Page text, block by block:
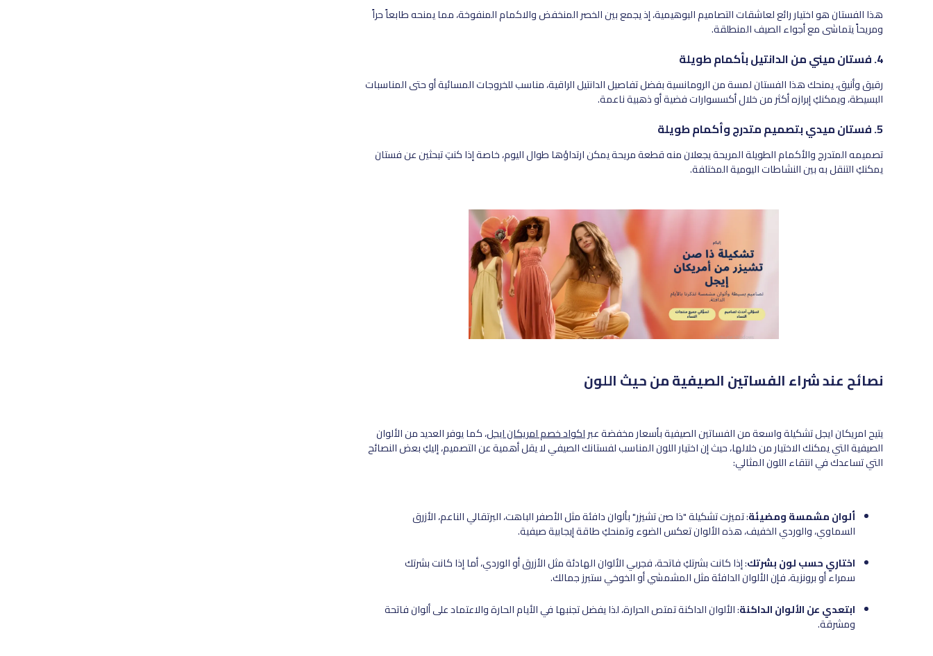
هذا الفستان هو اختيار رائع لعاشقات التصاميم البوهيمية، إذ يجمع بين الخصر المنخفض والاكمام المنفوخة، مما يمنحه طابعاً حراً
ومريحاً يتماشى مع أجواء الصيف المنطلقة.
4. فستان ميني من الدانتيل بأكمام طويلة
رقيق وأنيق، يمنحك هذا الفستان لمسة من الرومانسية بفضل تفاصيل الدانتيل الراقية، مناسب للخروجات المسائية أو حتى المناسبات
البسيطة، ويمكنكِ إبرازه أكثر من خلال أكسسوارات فضية أو ذهبية ناعمة.
5. فستان ميدي بتصميم متدرج وأكمام طويلة
تصميمه المتدرج والأكمام الطويلة المريحة يجعلان منه قطعة مريحة يمكن ارتداؤها طوال اليوم، خاصة إذا كنتِ تبحثين عن فستان
يمكنكِ التنقل به بين النشاطات اليومية المختلفة.
نصائح عند شراء الفساتين الصيفية من حيث اللون
يتيح امريكان ايجل تشكيلة واسعة من الفساتين الصيفية بأسعار مخفضة عبراكواد خصم امريكان ايجل، كما يوفر العديد من الألوان
الصيفية التي يمكنك الاختيار من خلالها، حيث إن اختيار اللون المناسب لفستانك الصيفي لا يقل أهمية عن التصميم، إليكِ بعض النصائح
التي تساعدك في انتقاء اللون المثالي:
ألوان مشمسة ومضيئة: تميزت تشكيلة "ذا صن تشيزر" بألوان دافئة مثل الأصفر الباهت، البرتقالي الناعم، الأزرق
السماوي، والوردي الخفيف، هذه الألوان تعكس الضوء وتمنحكِ طاقة إيجابية صيفية.
اختاري حسب لون بشرتك: إذا كانت بشرتكِ فاتحة، فجربي الألوان الهادئة مثل الأزرق أو الوردي، أما إذا كانت بشرتك
سمراء أو برونزية، فإن الألوان الدافئة مثل المشمشي أو الخوخي ستبرز جمالك.
ابتعدي عن الألوان الداكنة: الألوان الداكنة تمتص الحرارة، لذا يفضل تجنبها في الأيام الحارة والاعتماد على ألوان فاتحة
ومشرقة.